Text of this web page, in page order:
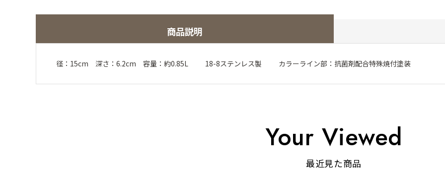
商品説明
径：15cm 深さ：6.2cm 容量：約0.85L 18-8ステンレス製 カラーライン部：抗菌剤配合特殊焼付塗装
Your Viewed
最近見た商品